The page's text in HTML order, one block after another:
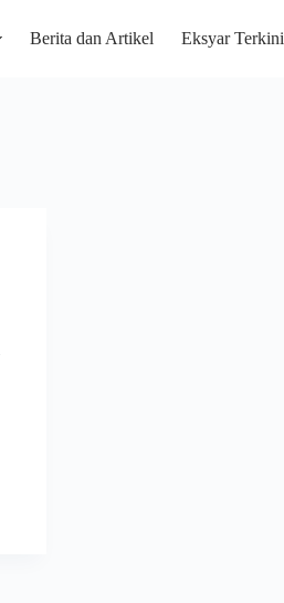
Berita dan Artikel Eksyar Terkini